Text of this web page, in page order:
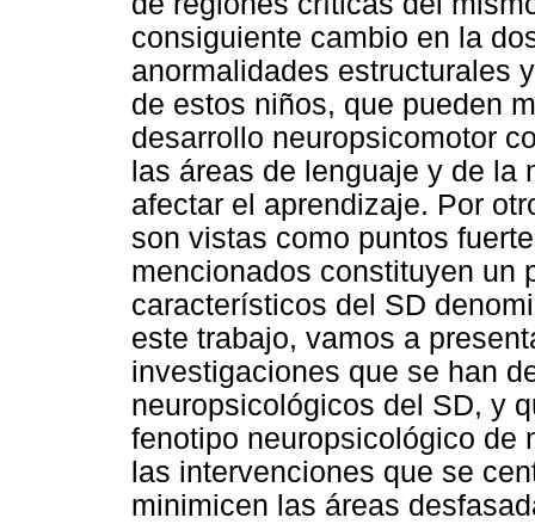
consiguiente cambio en la
anormalidades estructurales
de estos niños, que pueden
desarrollo neuropsicomotor
las áreas de lenguaje y de
afectar el aprendizaje. Por
son vistas como puntos
mencionados constituyen un
característicos del SD
este trabajo, vamos a
investigaciones que se han
neuropsicológicos del SD, y
fenotipo neuropsicológico de
las intervenciones que se
minimicen las áreas